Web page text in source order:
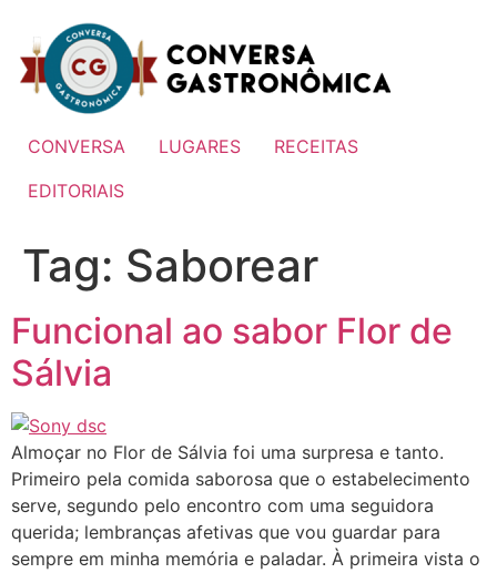
para
conteúdo
CONVERSA LUGARES
RECEITAS
EDITORIAIS
Tag: Saborear
Funcional ao sabor Flor de
Sálvia
Almoçar no Flor de Sálvia foi uma surpresa e tanto.
Primeiro pela comida saborosa que o estabelecimento
serve, segundo pelo encontro com uma seguidora
querida; lembranças afetivas que vou guardar para
sempre em minha memória e paladar. À primeira vista o